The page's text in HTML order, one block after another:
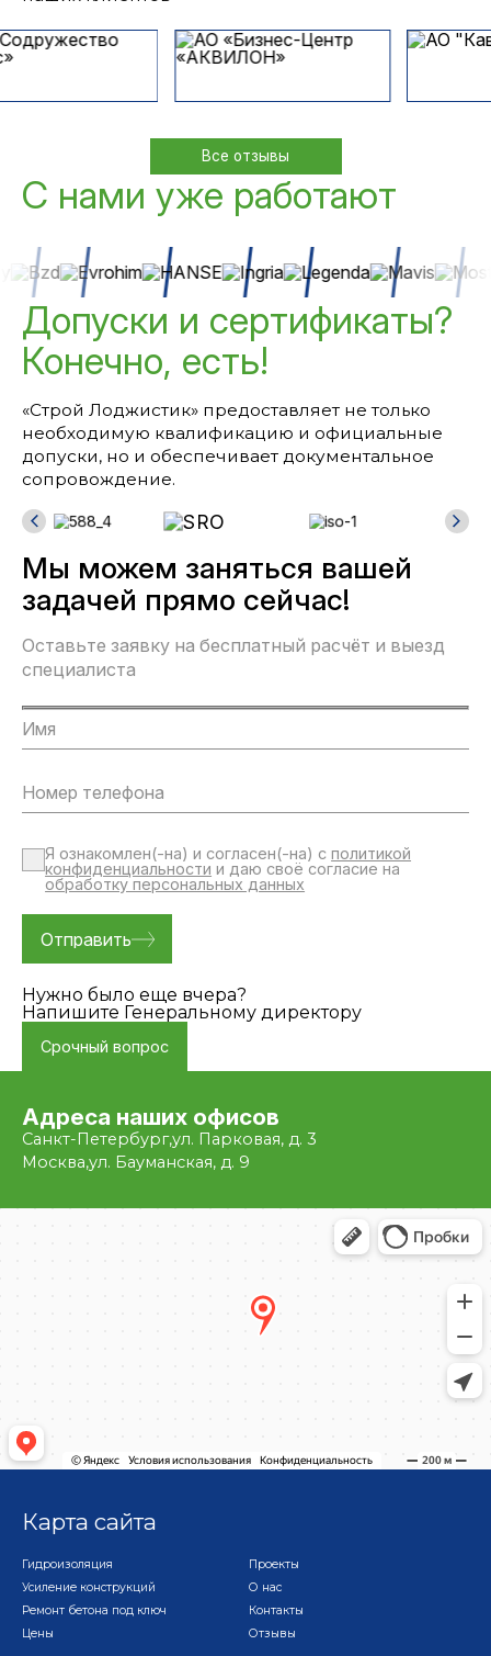
Все отзывы
С нами уже работают
Допуски и сертификаты?
Конечно, есть!
«Строй Лоджистик» предоставляет не только
необходимую квалификацию и официальные
допуски, но и обеспечивает документальное
сопровождение.
Мы можем заняться вашей
задачей прямо сейчас!
Оставьте заявку на бесплатный расчёт и выезд
специалиста
Я ознакомлен(-на) и согласен(-на) сполитикой
конфиденциальности и даю своё согласие на
обработку персональных данных
Нужно было еще вчера?
Напишите Генеральному директору
Срочный вопрос
Адреса наших офисов
Санкт-Петербург,ул. Парковая, д. 3
Москва,ул. Бауманская, д. 9
Карта сайта
Гидроизоляция
Усиление конструкций
Ремонт бетона под ключ
Цены
Проекты
О нас
Контакты
Отзывы